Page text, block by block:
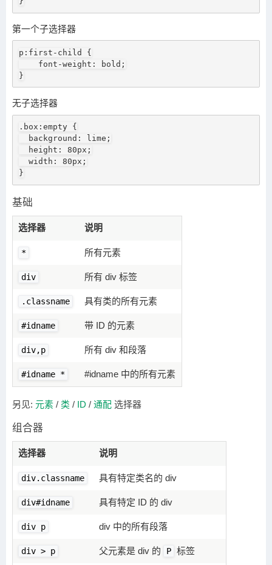
第一个子选择器
p:first-child {
}
无子选择器
.box:empty {
}
基础
选择器 说明
* 所有元素
div 所有 div 标签
.classname 具有类的所有元素
#idname 带 ID 的元素
div,p 所有 div 和段落
#idname * #idname 中的所有元素
另见: 元素 / 类 / ID / 通配 选择器
组合器
选择器 说明
div.classname 具有特定类名的 div
div#idname 具有特定 ID 的 div
div p div 中的所有段落
div > p 父元素是 div 的 P 标签